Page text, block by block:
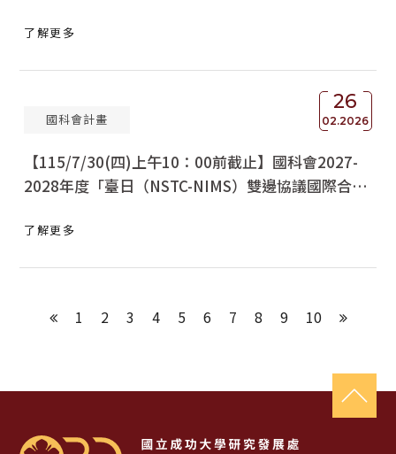
惠允協助公告，並鼓勵貴校所屬學生踴躍報名參加，
了解更多
26
02.2026
國科會計畫
【115/7/30(四)上午10：00前截止】國科會2027-
2028年度「臺日（NSTC-NIMS）雙邊協議國際合作
了解更多
上一頁
1 2 3 4 5 6 7 8 9 10 下一頁